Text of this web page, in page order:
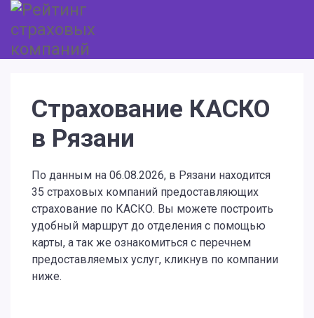
Страхование КАСКО
в Рязани
По данным на 06.08.2026, в Рязани находится
35 страховых компаний предоставляющих
страхование по КАСКО. Вы можете построить
удобный маршрут до отделения с помощью
карты, а так же ознакомиться с перечнем
предоставляемых услуг, кликнув по компании
ниже.